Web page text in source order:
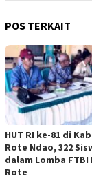
POS TERKAIT
HUT RI ke-81 di
Rote Ndao, 322
dalam Lomba FTBI
Rote